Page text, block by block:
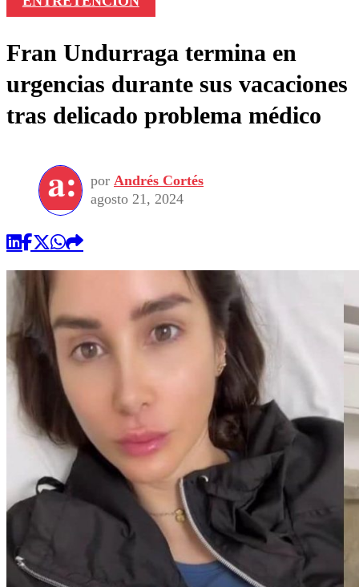
Fran Undurraga termina en
urgencias durante sus vacaciones
tras delicado problema médico
por Andrés Cortés
agosto 21, 2024